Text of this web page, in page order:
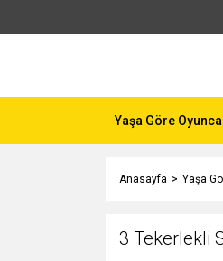
Yaşa Göre
Anasayfa Yaşa
3 Tekerlekli